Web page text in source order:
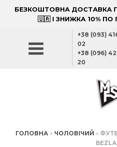
БЕЗКОШТОВНА ДОСТАВКА
🇺🇦 І ЗНИЖКА 10%
+38 (093)
02
+38 (096)
20
ГОЛОВНА › ЧОЛОВІЧИЙ ›